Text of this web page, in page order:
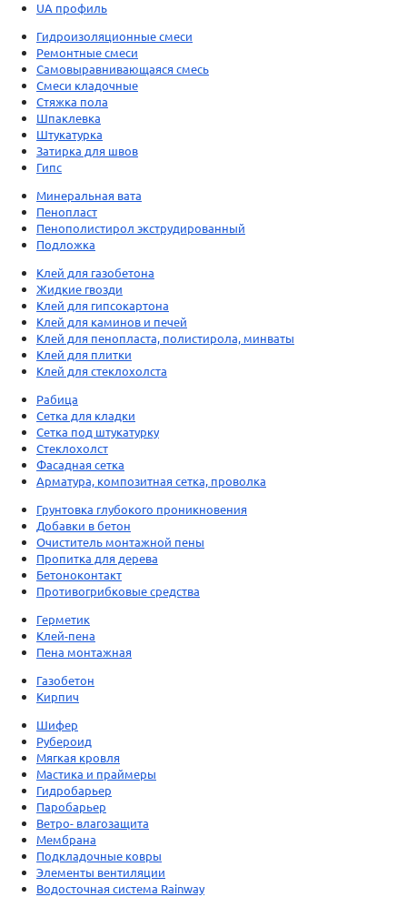
UA профиль
Гидроизоляционные смеси
Ремонтные смеси
Самовыравнивающаяся смесь
Смеси кладочные
Стяжка пола
Шпаклевка
Штукатурка
Затирка для швов
Гипс
Минеральная вата
Пенопласт
Пенополистирол экструдированный
Подложка
Клей для газобетона
Жидкие гвозди
Клей для гипсокартона
Клей для каминов и печей
Клей для пенопласта, полистирола, минваты
Клей для плитки
Клей для стеклохолста
Рабица
Сетка для кладки
Сетка под штукатурку
Стеклохолст
Фасадная сетка
Арматура, композитная сетка, проволка
Грунтовка глубокого проникновения
Добавки в бетон
Очиститель монтажной пены
Пропитка для дерева
Бетоноконтакт
Противогрибковые средства
Герметик
Клей-пена
Пена монтажная
Газобетон
Кирпич
Шифер
Рубероид
Мягкая кровля
Мастика и праймеры
Гидробарьер
Паробарьер
Ветро- влагозащита
Мембрана
Подкладочные ковры
Элементы вентиляции
Водосточная система Rainway